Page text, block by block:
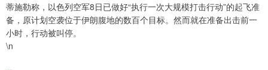
蒂施勒称，以色列空军8日已做好“执行一次大规模打击行动”的起飞准
备，原计划空袭位于伊朗腹地的数百个目标。然而就在准备出击前一
小时，行动被叫停。
\n